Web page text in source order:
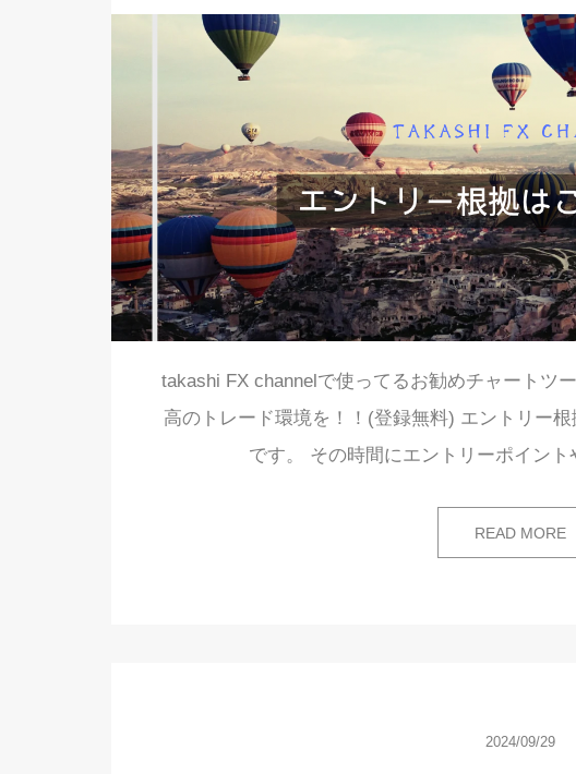
takashi FX channelで使ってるお勧めチャートツ
高のトレード環境を！！(登録無料) エントリー
です。 その時間にエントリーポイン
READ MORE
2024/09/29